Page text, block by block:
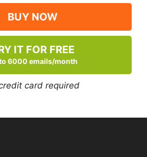
BUY NOW
IT FOR FREE
6000 emails/month
card required